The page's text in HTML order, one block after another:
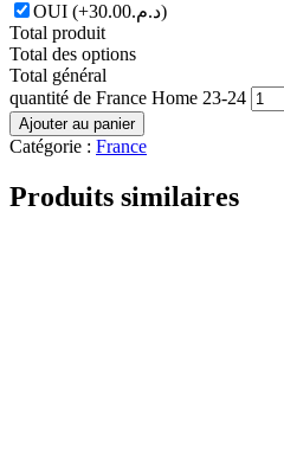
OUI
(+د.م.30.00)
Total produit
Total des options
Total général
quantité de France Home 23-24
Ajouter au panier
Catégorie : France
Produits similaires